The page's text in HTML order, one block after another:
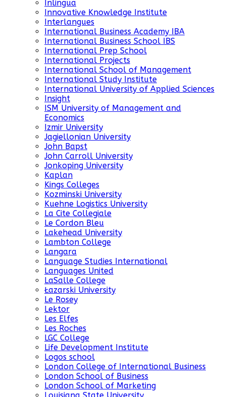
Inlingua
Innovative Knowledge Institute
Interlangues
International Business Academy IBA
International Business School IBS
International Prep School
International Projects
International School of Management
International Study Institute
International University of Applied Sciences
Insight
ISM University of Management and
Economics
Izmir University
Jagiellonian University
John Bapst
John Carroll University
Jonkoping University
Kaplan
Kings Colleges
Kozminski University
Kuehne Logistics University
La Cite Collegiale
Le Cordon Bleu
Lakehead University
Lambton College
Langara
Language Studies International
Languages United
LaSalle College
Łazarski University
Le Rosey
Lektor
Les Elfes
Les Roches
LGC College
Life Development Institute
Logos school
London College of International Business
London School of Business
London School of Marketing